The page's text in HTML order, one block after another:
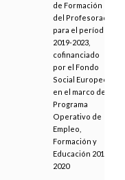
de Formación
del Profesorado
para el período
2019-2023,
cofinanciado
por el Fondo
Social Europeo
en el marco del
Programa
Operativo de
Empleo,
Formación y
Educación 2014-
2020